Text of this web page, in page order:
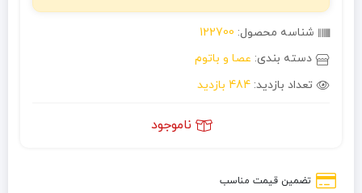
شناسه محصول: 122700
دسته بندی: عصا و باتوم
تعداد بازدید: 484 بازدید
ناموجود
تضمین قیمت مناسب